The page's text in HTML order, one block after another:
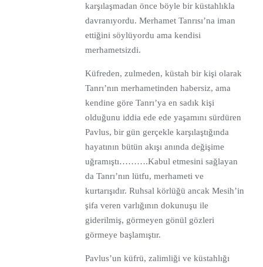
karşılaşmadan önce böyle bir küstahlıkla
davranıyordu. Merhamet Tanrısı’na iman
ettiğini söylüyordu ama kendisi
merhametsizdi.
Küfreden, zulmeden, küstah bir kişi olarak
Tanrı’nın merhametinden habersiz, ama
kendine göre Tanrı’ya en sadık kişi
olduğunu iddia ede ede yaşamını sürdüren
Pavlus, bir gün gerçekle karşılaştığında
hayatının bütün akışı anında değişime
uğramıştı……….Kabul etmesini sağlayan
da Tanrı’nın lütfu, merhameti ve
kurtarışıdır. Ruhsal körlüğü ancak Mesih’in
şifa veren varlığının dokunuşu ile
giderilmiş, görmeyen gönül gözleri
görmeye başlamıştır.
Pavlus’un küfrü, zalimliği ve küstahlığı